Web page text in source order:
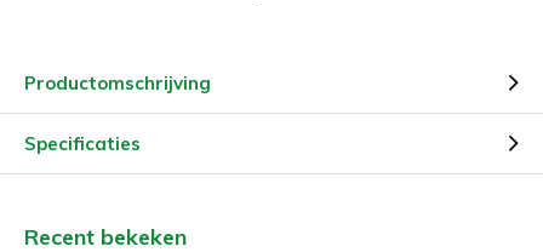
Productomschrijving
Specificaties
Recent bekeken